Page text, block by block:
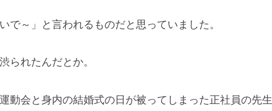
で～」と言われるものだと思っていました。
られたんだとか。
動会と身内の結婚式の日が被ってしまった正社員の先生